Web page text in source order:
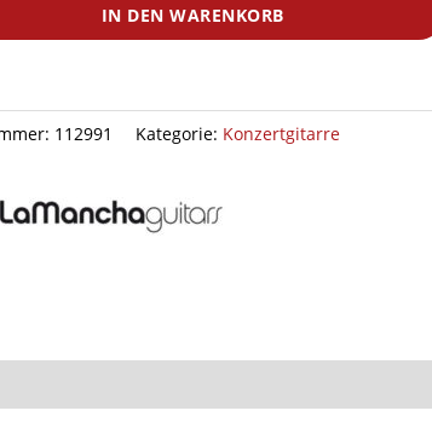
IN DEN WARENKORB
112991 Kategorie: Konzertgitarre